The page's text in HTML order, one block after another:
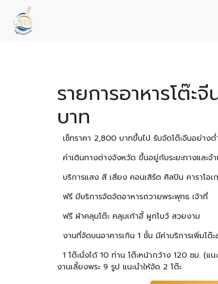
รายการอาหารโต๊ะ
บาท
เซ็ทราคา 2,800 บาทขึ้นไป รับจัดโต๊ะจีนอย่างต่
ค่าเดินทางต่างจังหวัด ขึ้นอยู่กับระยะทางและจำ
บริการแสง สี เสียง คอนเสิร์ต ศิลปิน คาราโอเ
ฟรี มีบริการจัดจัดอาหารถวายพระพุทธ เจ้าที่
ฟรี ผ้าคลุมโต๊ะ คลุมเก้าอี้ ผูกโบว์ สวยงาม
งานที่จัดบนอาคารเกิน 1 ชั้น มีค่าบริการเพิ่มโต๊
1 โต๊ะนั่งได้ 10 ท่าน โต๊ะหน้ากว้าง 120 ซม. (แ
งานเลี้ยงพระ 9 รูป แนะนำให้จัด 2 โต๊ะ